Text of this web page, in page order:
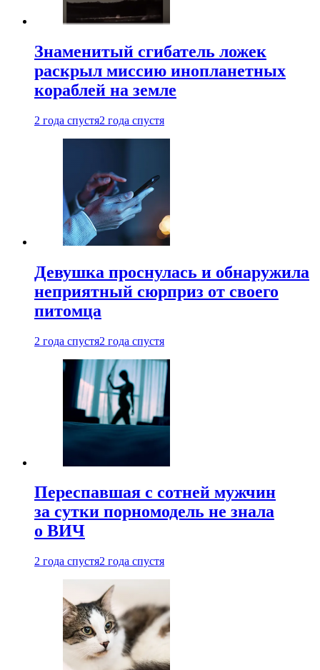
Знаменитый сгибатель ложек
раскрыл миссию инопланетных
кораблей на земле
2 года спустя2 года спустя
Девушка проснулась и обнаружила
неприятный сюрприз от своего
питомца
2 года спустя2 года спустя
Переспавшая с сотней мужчин
за сутки порномодель не знала
о ВИЧ
2 года спустя2 года спустя